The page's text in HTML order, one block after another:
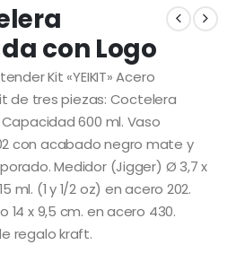
con Logo
Kit «YEIKIT» Acero
de tres piezas: Coctelera
600 ml. Vaso
con acabado negro mate y
Medidor (Jigger) Ø 3,7 x
ml. (1 y 1/2 oz) en acero 202.
x 9,5 cm. en acero 430.
regalo kraft.